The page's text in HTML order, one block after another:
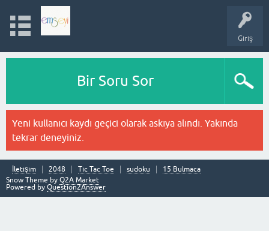
Giriş
Bir Soru Sor
Yeni kullanıcı kaydı geçici olarak askıya alındı. Yakında
tekrar deneyiniz.
İletişim 2048 Tic Tac Toe sudoku
15 Bulmaca
Snow Theme by Q2A Market
Powered by Question2Answer